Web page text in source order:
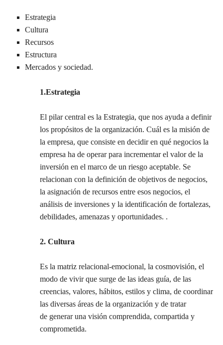
Estrategia
Cultura
Recursos
Estructura
Mercados y sociedad.
1.Estrategia
El pilar central es la Estrategia, que nos ayuda a definir
los propósitos de la organización. Cuál es la misión de
la empresa, que consiste en decidir en qué negocios la
empresa ha de operar para incrementar el valor de la
inversión en el marco de un riesgo aceptable. Se
relacionan con la definición de objetivos de negocios,
la asignación de recursos entre esos negocios, el
análisis de inversiones y la identificación de fortalezas,
debilidades, amenazas y oportunidades. .
2. Cultura
Es la matriz relacional-emocional, la cosmovisión, el
modo de vivir que surge de las ideas guía, de las
creencias, valores, hábitos, estilos y clima, de coordinar
las diversas áreas de la organización y de tratar
de generar una visión comprendida, compartida y
comprometida.